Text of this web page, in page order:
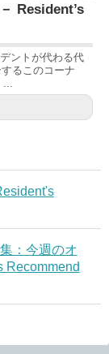
Resident’s
ントが代わる代
るこのコーナ
：今週のオ
Recommend